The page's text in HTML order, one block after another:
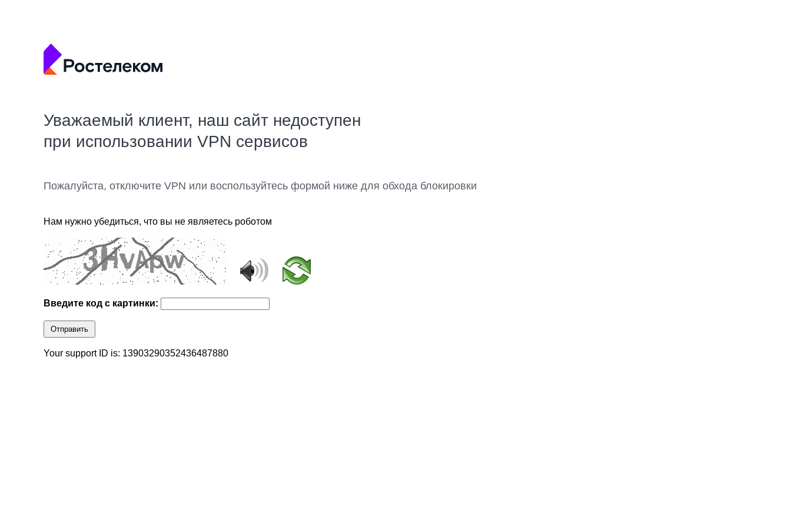
Уважаемый клиент, наш сайт недоступен
при использовании VPN сервисов
Пожалуйста, отключите VPN или воспользуйтесь формой ниже для обхода блокировки
Нам нужно убедиться, что вы не являетесь роботом
Введите код с картинки:
Отправить
Your support ID is: 13903290352436487880